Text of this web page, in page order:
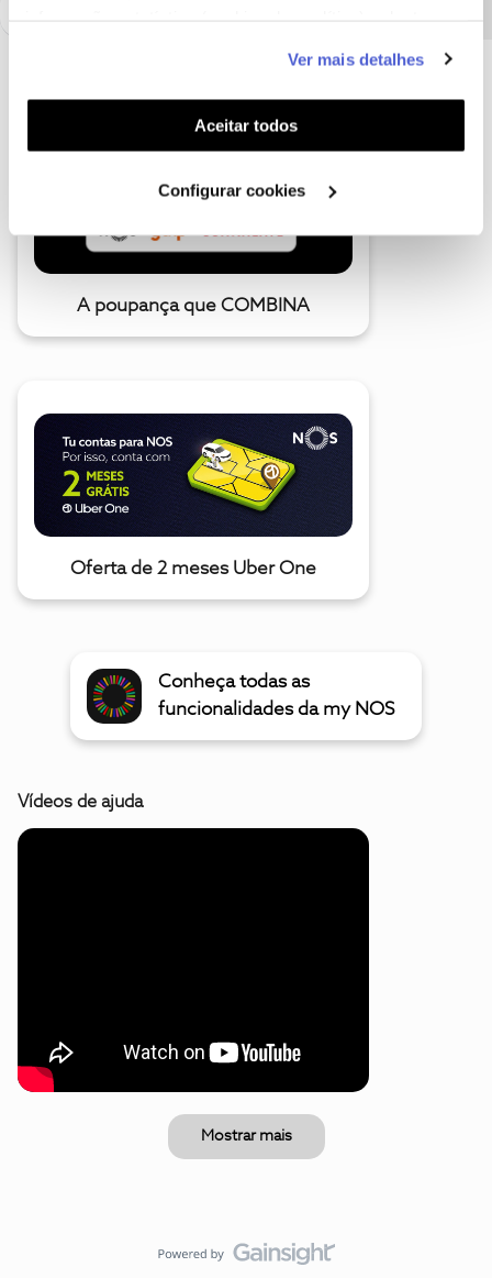
funcionalidades (cookies de personalização e
funcionalidade) e adaptar anúncios aos seus interesses
(cookies de publicidade personalizada). Pode gerir a
utilização dos cookies clicando em "Configurar
Ver mais detalhes
Aceitar todos
Configurar cookies
A poupança que COMBINA
Oferta de 2 meses Uber One
Conheça todas as
funcionalidades da my NOS
Vídeos de ajuda
Mostrar mais